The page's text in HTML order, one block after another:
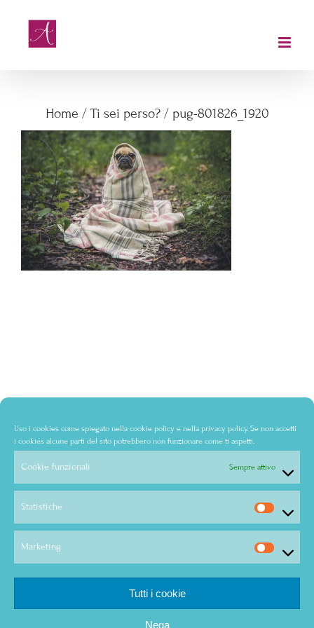
Uso i cookies come spiegato nella cookie policy e nella privacy policy. Se non accetti
i cookies alcune parti del sito potrebbero non funzionare come ti aspetti.
Cookie funzionali Sempre attivo
Statistiche
Marketing
Tutti i cookie
Nega
Home / Ti sei perso? / pug-801826_1920
© Copyright - Audra Bertolone